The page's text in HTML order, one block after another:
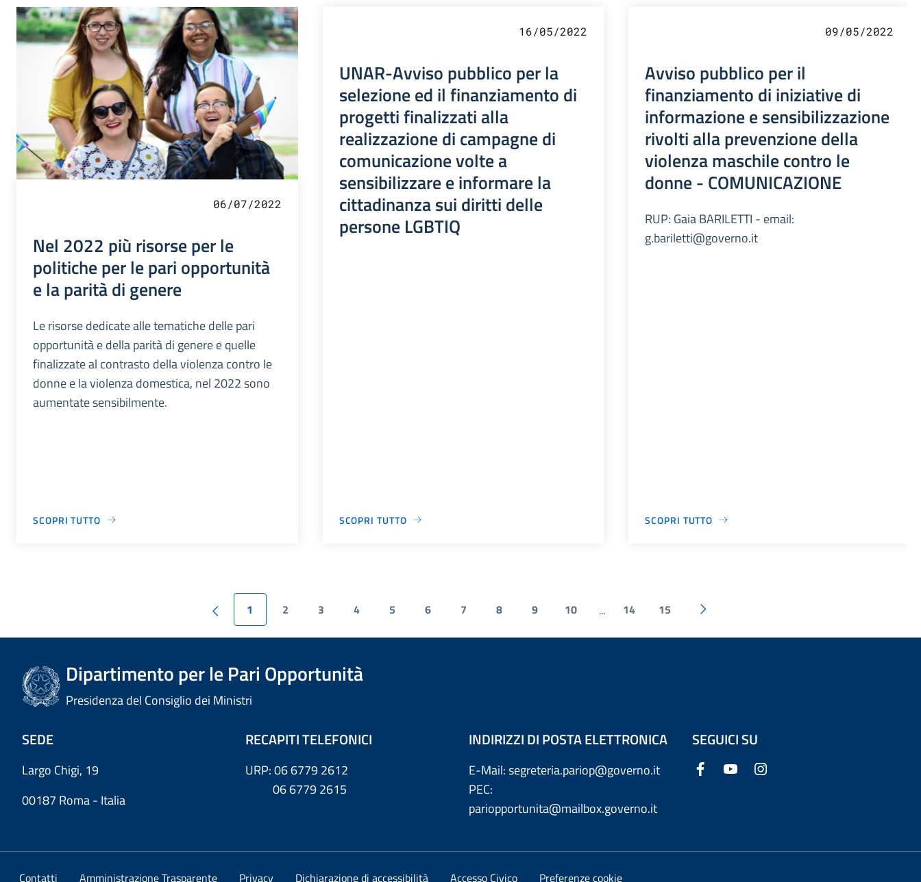
06/07/2022
Nel 2022 più risorse per le
politiche per le pari opportunità
e la parità di genere
Le risorse dedicate alle tematiche delle pari
opportunità e della parità di genere e quelle
finalizzate al contrasto della violenza contro le
donne e la violenza domestica, nel 2022 sono
aumentate sensibilmente.
SCOPRI TUTTO
16/05/2022
UNAR-Avviso pubblico per la
selezione ed il finanziamento di
progetti finalizzati alla
realizzazione di campagne di
comunicazione volte a
sensibilizzare e informare la
cittadinanza sui diritti delle
persone LGBTIQ
SCOPRI TUTTO
09/05/2022
Avviso pubblico per il
finanziamento di iniziative di
informazione e sensibilizzazione
rivolti alla prevenzione della
violenza maschile contro le
donne - COMUNICAZIONE
RUP: Gaia BARILETTI - email:
g.bariletti@governo.it
SCOPRI TUTTO
1 2 3 4 5 6 7 8 9 10 ... 14 15
Dipartimento per le Pari Opportunità
Presidenza del Consiglio dei Ministri
SEDE
Largo Chigi, 19
00187 Roma - Italia
RECAPITI TELEFONICI
URP: 06 6779 2612
06 6779 2615
INDIRIZZI DI POSTA ELETTRONICA
E-Mail: segreteria.pariop@governo.it
PEC:
pariopportunita@mailbox.governo.it
SEGUICI SU
Contatti Amministrazione Trasparente Privacy Dichiarazione di accessibilità Accesso Civico Preferenze cookie